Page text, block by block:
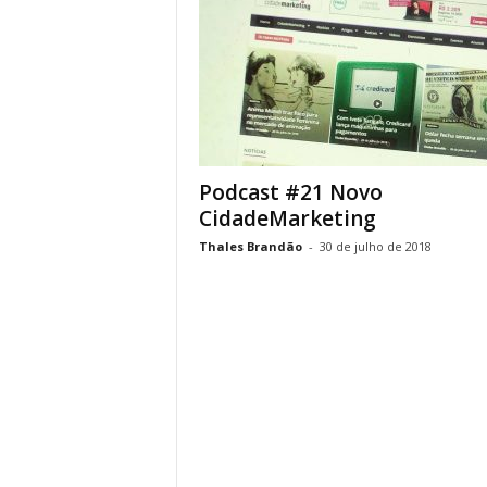
Podcast #21 Novo
CidadeMarketing
Thales Brandão - 30 de julho de 2018